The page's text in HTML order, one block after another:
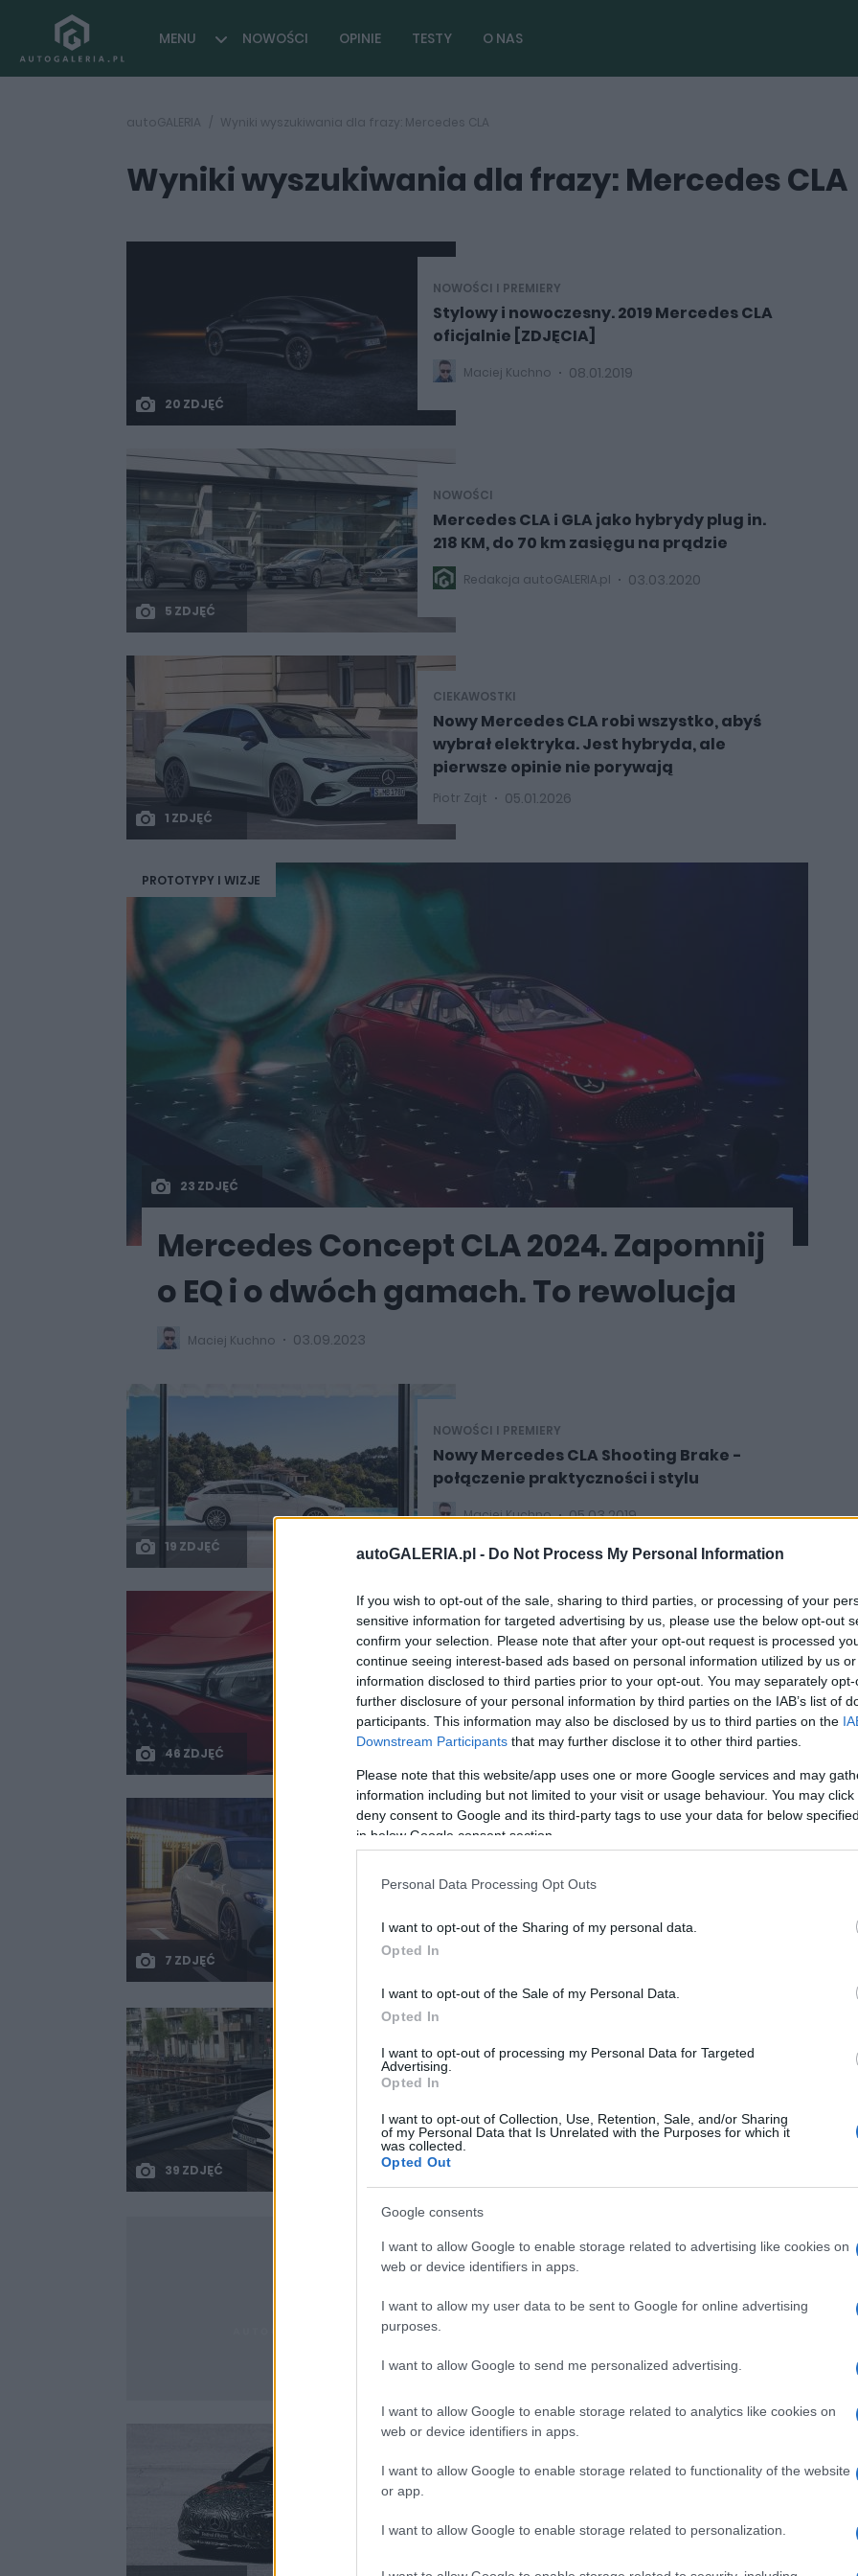
autoGALERIA.pl - Do Not Process My Personal Information
If you wish to opt-out of the sale, sharing to third parties, or processing of your
sensitive information for targeted advertising by us, please use the below opt-out
confirm your selection. Please note that after your opt-out request is processed
continue seeing interest-based ads based on personal information utilized by us
information disclosed to third parties prior to your opt-out. You may separately
further disclosure of your personal information by third parties on the IAB’s list of
participants. This information may also be disclosed by us to third parties on the
Downstream Participants that may further disclose it to other third parties.
Please note that this website/app uses one or more Google services and may
information including but not limited to your visit or usage behaviour. You may
deny consent to Google and its third-party tags to use your data for below
in below Google consent section.
Personal Data Processing Opt Outs
I want to opt-out of the Sharing of my personal data.
Opted In
I want to opt-out of the Sale of my Personal Data.
Opted In
I want to opt-out of processing my Personal Data for Targeted
Advertising.
Opted In
I want to opt-out of Collection, Use, Retention, Sale, and/or Sharing
of my Personal Data that Is Unrelated with the Purposes for which it
was collected.
Opted Out
Google consents
I want to allow Google to enable storage related to advertising like cookies on
web or device identifiers in apps.
I want to allow my user data to be sent to Google for online advertising
purposes.
I want to allow Google to send me personalized advertising.
I want to allow Google to enable storage related to analytics like cookies on
web or device identifiers in apps.
I want to allow Google to enable storage related to functionality of the website
or app.
I want to allow Google to enable storage related to personalization.
MENU NOWOŚCI OPINIE TESTY O NAS
autoGALERIA Wyniki wyszukiwania dla frazy: Mercedes CLA
Wyniki wyszukiwania dla frazy: Mercedes CLA
20 ZDJĘĆ
NOWOŚCI I PREMIERY
Stylowy i nowoczesny. 2019 Mercedes CLA
oficjalnie [ZDJĘCIA]
Maciej Kuchno 08.01.2019
5 ZDJĘĆ
NOWOŚCI
Mercedes CLA i GLA jako hybrydy plug in.
218 KM, do 70 km zasięgu na prądzie
Redakcja autoGALERIA.pl 03.03.2020
1 ZDJĘĆ
CIEKAWOSTKI
Nowy Mercedes CLA robi wszystko, abyś
wybrał elektryka. Jest hybryda, ale
pierwsze opinie nie porywają
Piotr Zajt 05.01.2026
PROTOTYPY I WIZJE
23 ZDJĘĆ
Mercedes Concept CLA 2024. Zapomnij
o EQ i o dwóch gamach. To rewolucja
Maciej Kuchno 03.09.2023
19 ZDJĘĆ
NOWOŚCI I PREMIERY
Nowy Mercedes CLA Shooting Brake -
połączenie praktyczności i stylu
Maciej Kuchno 05.03.2019
46 ZDJĘĆ
NOWOŚCI I PREMIERY
Mercedes CLA 2026. Wiedzieliśmy czego się
spodziewać. Ale czy jest dobrze?
Maciej Kuchno 13.03.2025
7 ZDJĘĆ
PRODUCENCI I RYNEK
Spalinowy Mercedes CLA dołączył do
oferty. Jeden silnik, pięć wersji, niższa cena
Piotr Zajt 05.11.2025
39 ZDJĘĆ
Nowy Mercedes CLA 250+ jest królem
wydajności (i ekranów). Sprawdziłem, czy
da się go polubić
Maciej Kuchno
TESTY
Mercedes CLA 200
NOWOŚCI I PREMIERY
ale niespodzianki nie ma